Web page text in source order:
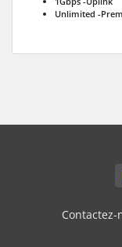
Unlimited -
Contactez-